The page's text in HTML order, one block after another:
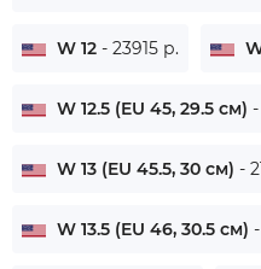
W 12 - 23915 р.
W 12.5 (EU 45, 29.5 см)
W 13 (EU 45.5, 30 см) -
W 13.5 (EU 46, 30.5 см)